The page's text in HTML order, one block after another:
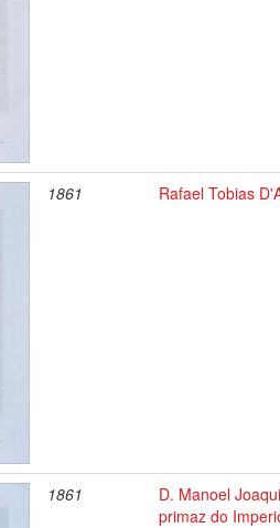
1861 Rafael Tobias
1861
D. Manoel
primaz do